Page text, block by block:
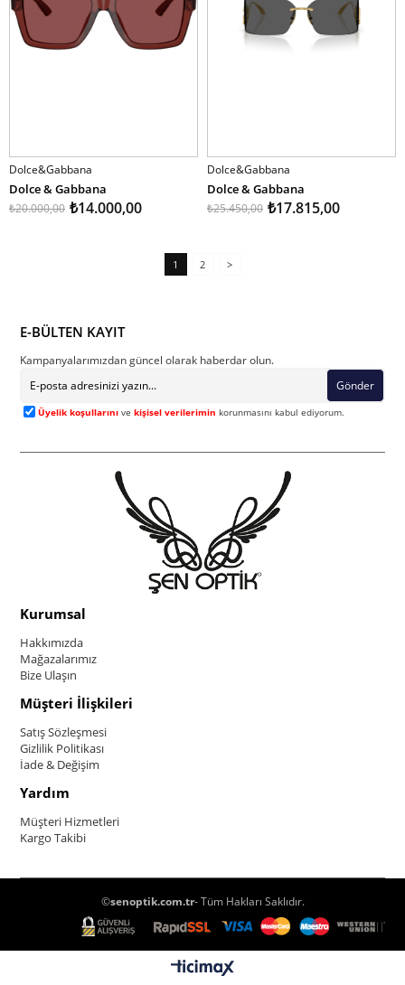
SEPETE EKLE
Dolce&Gabbana
Dolce & Gabbana
₺14.000,00
₺20.000,00
SEPETE EKLE
Dolce&Gabbana
Dolce & Gabbana
₺17.815,00
₺25.450,00
1 2 >
E-BÜLTEN KAYIT
Kampanyalarımızdan güncel olarak haberdar olun.
Gönder
Üyelik koşullarını vekişisel verilerimin korunmasını kabul ediyorum.
Kurumsal
Hakkımızda
Mağazalarımız
Bize Ulaşın
Müşteri İlişkileri
Satış Sözleşmesi
Gizlilik Politikası
İade & Değişim
Yardım
Müşteri Hizmetleri
Kargo Takibi
©senoptik.com.tr- Tüm Hakları Saklıdır.